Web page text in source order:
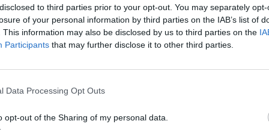
to third parties prior to your opt-out. You may separately
of your personal information by third parties on the IAB’s list of
This information may also be disclosed by us to third parties on the
Participants that may further disclose it to other third parties.
Data Processing Opt Outs
opt-out of the Sharing of my personal data.